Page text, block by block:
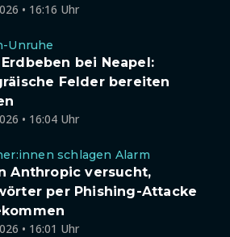
• 16:16 Uhr
Unruhe
Erdbeben bei Neapel:
Felder bereiten
• 16:04 Uhr
schlagen Alarm
Anthropic versucht,
per Phishing-Attacke
• 16:01 Uhr